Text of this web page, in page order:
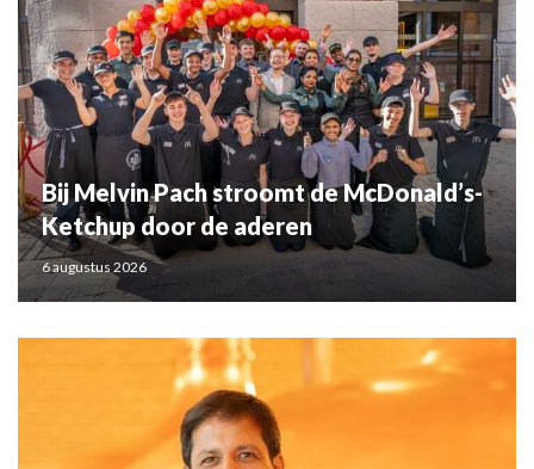
Bij Melvin Pach stroomt de McDonald’s-
Ketchup door de aderen
6 augustus 2026